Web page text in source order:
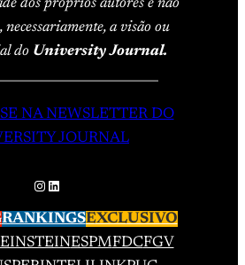
dos próprios autores e não
necessariamente, a visão ou
do University Journal.
NA NEWSLETTER DO
JOURNAL
Instagram
LinkedIn
RANKINGSEXCLUSIVO
EINSTEINESPMFDCFGV